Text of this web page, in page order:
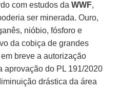
com estudos daWWF,
ser minerada. Ouro,
nióbio, fósforo e
da cobiça de grandes
breve a autorização
aprovação do PL 191/2020
drástica da área